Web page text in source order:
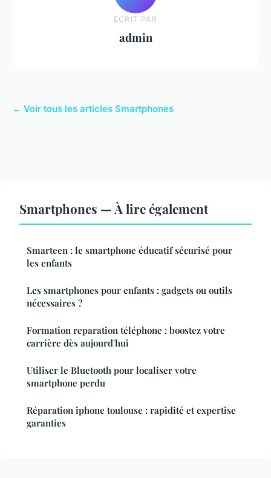
ECRIT PAR
admin
← Voir tous les articles Smartphones
Smartphones — À lire également
Smarteen : le smartphone éducatif sécurisé pour
les enfants
Les smartphones pour enfants : gadgets ou outils
nécessaires ?
Formation reparation téléphone : boostez votre
carrière dès aujourd'hui
Utiliser le Bluetooth pour localiser votre
smartphone perdu
Réparation iphone toulouse : rapidité et expertise
garanties